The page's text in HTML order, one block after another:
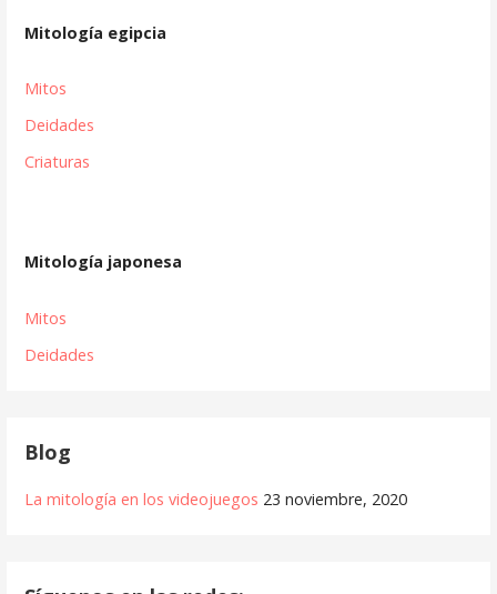
Mitología egipcia
Mitos
Deidades
Criaturas
Mitología japonesa
Mitos
Deidades
Blog
La mitología en los videojuegos 23 noviembre, 2020